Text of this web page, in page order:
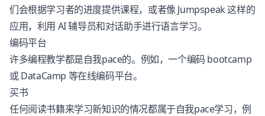
们会根据学习者的进度提供课程，或者像 Jumpspeak 这样的
应用，利用 AI 辅导员和对话助手进行语言学习。
编码平台
许多编程教学都是自我pace的。例如，一个编码 bootcamp
或 DataCamp 等在线编码平台。
买书
任何阅读书籍来学习新知识的情况都属于自我pace学习，例